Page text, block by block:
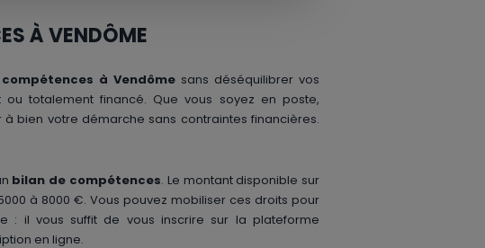
À VENDÔME
à Vendômesans déséquilibrer vos
totalement financé. Que vous soyez en poste,
bien votre démarche sans contraintes financières.
bilan de compétences. Le montant disponible sur
à 8000 €. Vous pouvez mobiliser ces droits pour
: il vous suffit de vous inscrire sur la plateforme
en ligne.